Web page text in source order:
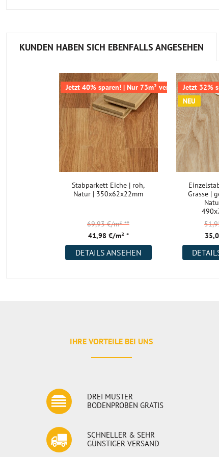
KUNDEN HABEN SICH EBENFALLS ANGESEHEN
Jetzt 40% sparen! | Nur 73m² verfügbar
Stabparkett Eiche | roh,
Natur | 350x62x22mm
41,98 €/m² *
69,93 €/m²**
DETAILS ANSEHEN
Jetzt 32%
NEU
Grasse |
IHRE VORTEILE BEI UNS
DREI MUSTER
BODENPROBEN GRATIS
SCHNELLER & SEHR
GÜNSTIGER VERSAND